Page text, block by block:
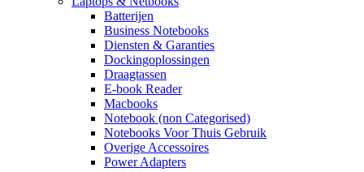
Batterijen
Business Notebooks
Diensten & Garanties
Dockingoplossingen
Draagtassen
E-book Reader
Macbooks
Notebook (non Categorised)
Notebooks Voor Thuis Gebruik
Overige Accessoires
Power Adapters